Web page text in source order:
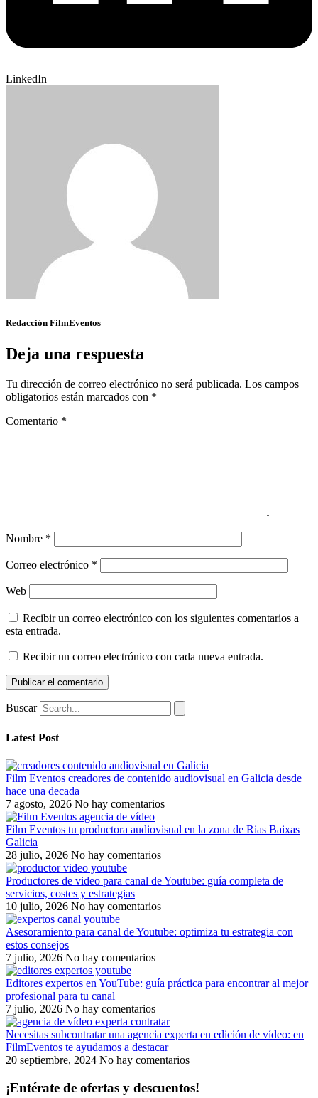
LinkedIn
Redacción FilmEventos
Deja una respuesta
Tu dirección de correo electrónico no será publicada. Los campos
obligatorios están marcados con *
Comentario *
Nombre *
Correo electrónico *
Web
Recibir un correo electrónico con los siguientes comentarios a
esta entrada.
Recibir un correo electrónico con cada nueva entrada.
Buscar
Latest Post
Film Eventos creadores de contenido audiovisual en Galicia desde
hace una decada
7 agosto, 2026 No hay comentarios
Film Eventos tu productora audiovisual en la zona de Rias Baixas
Galicia
28 julio, 2026 No hay comentarios
Productores de video para canal de Youtube: guía completa de
servicios, costes y estrategias
10 julio, 2026 No hay comentarios
Asesoramiento para canal de Youtube: optimiza tu estrategia con
estos consejos
7 julio, 2026 No hay comentarios
Editores expertos en YouTube: guía práctica para encontrar al mejor
profesional para tu canal
7 julio, 2026 No hay comentarios
Necesitas subcontratar una agencia experta en edición de vídeo: en
FilmEventos te ayudamos a destacar
20 septiembre, 2024 No hay comentarios
¡Entérate de ofertas y descuentos!